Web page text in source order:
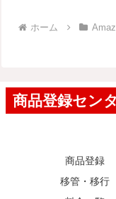
ホーム
商品登録
移管・移行